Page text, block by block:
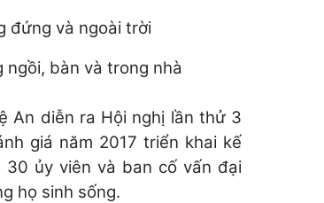
An diễn ra Hội nghị lần thử 3
giá năm 2017 triển khai kế
ủy viên và ban cố vấn đại
họ sinh sống.